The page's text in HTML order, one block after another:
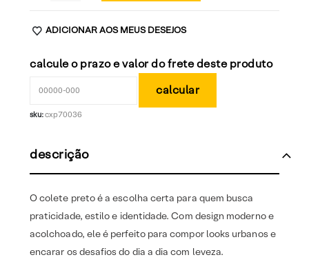
ADICIONAR AOS MEUS DESEJOS
calcule o prazo e valor do frete deste produto
sku:cxp70036
descrição
O colete preto é a escolha certa para quem busca
praticidade, estilo e identidade. Com design moderno e
acolchoado, ele é perfeito para compor looks urbanos e
encarar os desafios do dia a dia com leveza.